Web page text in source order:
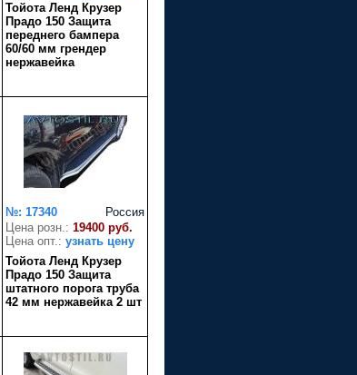
Тойота Ленд Крузер
Прадо 150 Защита
переднего бампера
60/60 мм грендер
нержавейка
Россия
№: 17340
Цена розн.: 19400 руб.
Цена опт.: узнать цену
Тойота Ленд Крузер
Прадо 150 Защита
штатного порога труба
42 мм нержавейка 2 шт